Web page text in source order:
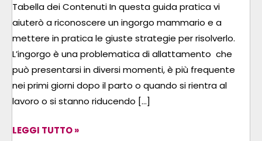
Tabella dei Contenuti In questa guida pratica vi
aiuterò a riconoscere un ingorgo mammario e a
mettere in pratica le giuste strategie per risolverlo.
L’ingorgo è una problematica di allattamento che
può presentarsi in diversi momenti, è più frequente
nei primi giorni dopo il parto o quando si rientra al
lavoro o si stanno riducendo […]
LEGGI TUTTO »